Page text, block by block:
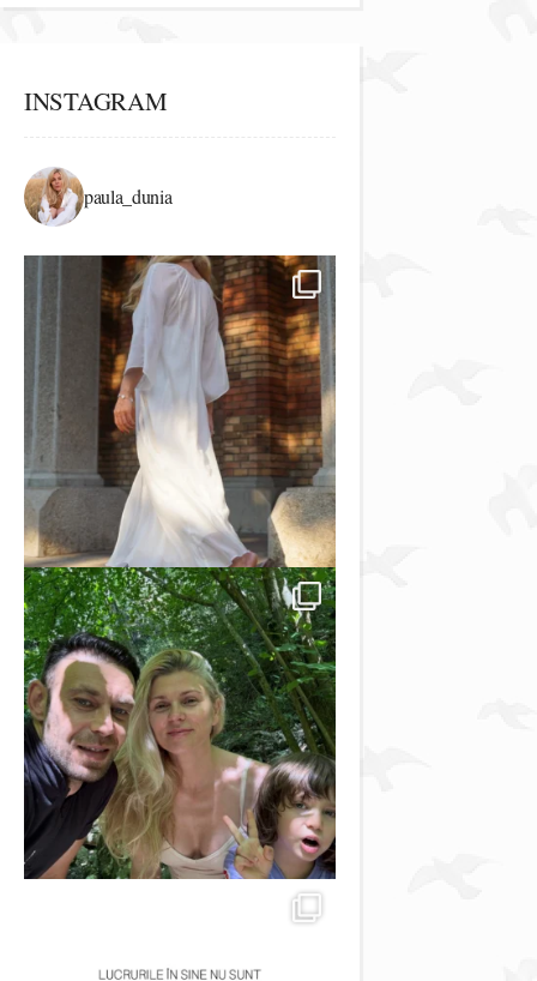
INSTAGRAM
paula_dunia